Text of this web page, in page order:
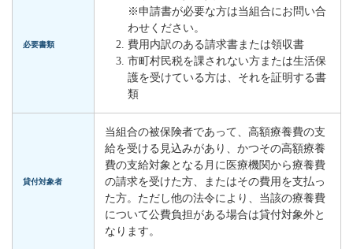
必要書類
※申請書が必要な方は当組合にお問い合
わせください。
費用内訳のある請求書または領収書
市町村民税を課されない方または生活保
護を受けている方は、それを証明する書
類
貸付対象者
当組合の被保険者であって、高額療養費の支
給を受ける見込みがあり、かつその高額療養
費の支給対象となる月に医療機関から療養費
の請求を受けた方、またはその費用を支払っ
た方。ただし他の法令により、当該の療養費
について公費負担がある場合は貸付対象外と
なります。